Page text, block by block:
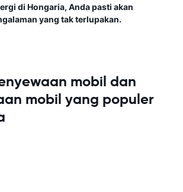
di Hongaria, Anda pasti akan
yang tak terlupakan.
mobil dan
mobil yang populer